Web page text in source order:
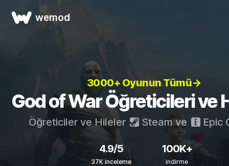
wemod
3000+ Oyunun Tümü→
God of War Öğreticileri ve
Öğreticiler ve Hileler Steamve Epic
4.9/5
37K inceleme
100K+
indirme